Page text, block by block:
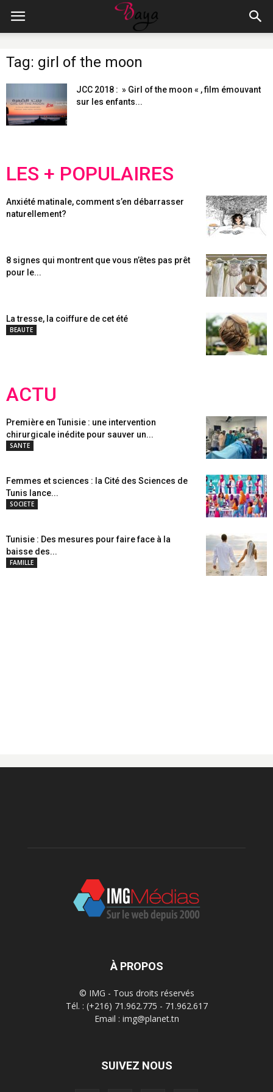
Tag: girl of the moon
JCC 2018 : » Girl of the moon « , film émouvant
sur les enfants...
LES + POPULAIRES
Anxiété matinale, comment s’en débarrasser
naturellement?
8 signes qui montrent que vous n’êtes pas prêt
pour le...
La tresse, la coiffure de cet été
BEAUTE
ACTU
Première en Tunisie : une intervention
chirurgicale inédite pour sauver un...
SANTE
Femmes et sciences : la Cité des Sciences de
Tunis lance...
SOCIETE
Tunisie : Des mesures pour faire face à la
baisse des...
FAMILLE
À PROPOS
© IMG - Tous droits réservés
Tél. : (+216) 71.962.775 - 71.962.617
Email : img@planet.tn
SUIVEZ NOUS